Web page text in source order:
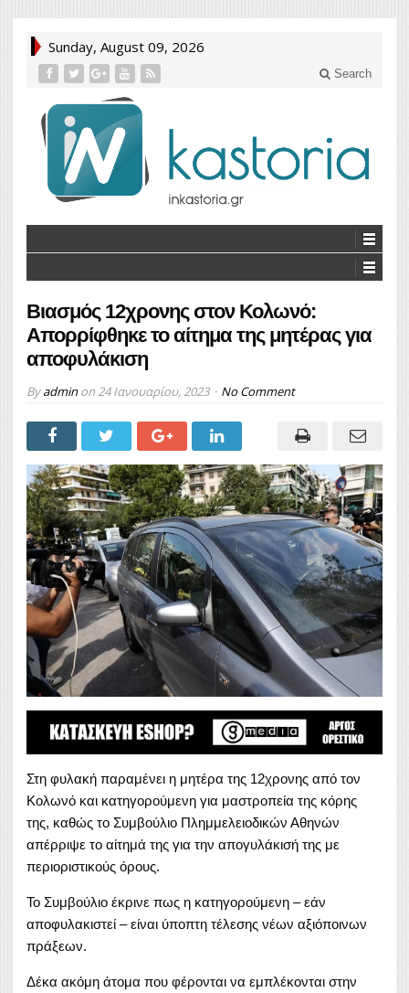
Sunday, August 09, 2026
Search
Βιασμός 12χρονης στον Κολωνό:
Απορρίφθηκε το αίτημα της μητέρας για
αποφυλάκιση
Byadminon 24 Ιανουαρίου, 2023 No Comment
Στη φυλακή παραμένει η μητέρα της 12χρονης από τον
Κολωνό και κατηγορούμενη για μαστροπεία της κόρης
της, καθώς το Συμβούλιο Πλημμελειοδικών Αθηνών
απέρριψε το αίτημά της για την απογυλάκισή της με
περιοριστικούς όρους.
Το Συμβούλιο έκρινε πως η κατηγορούμενη – εάν
αποφυλακιστεί – είναι ύποπτη τέλεσης νέων αξιόποινων
πράξεων.
Δέκα ακόμη άτομα που φέρονται να εμπλέκονται στην